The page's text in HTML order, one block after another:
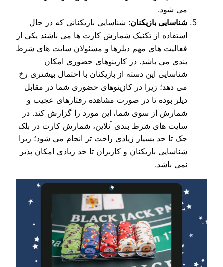
می شود.
شناسایی بازیکنان: شناسایی بازیکنانی که در حال
استفاده از تکنیک شمارش کارت ها می باشند یکی از
فعالیت های مهم دیلرها و مسئولان سایت های شرط
بندی می باشد. در کازینوهای حضوری امکان
شناسایی این دسته از بازیکنان با احتمال بیشتری رخ
می دهد؛ زیرا در کازینوهای حضوری شما در مقابل
دیلر بوده تا در صورت مشاهده رفتارهای عجیب و
شمارش از سوی شما، این مورد را گزارش کند. در
سایت های شرط بندی آنلاین، شمارش کارت در بلک
جک تا حد بسیار زیادی راحت تر انجام می شود؛ زیرا
شناسایی بازیکنان و کاربران تا حد زیادی امکان پذیر
نمی باشد.